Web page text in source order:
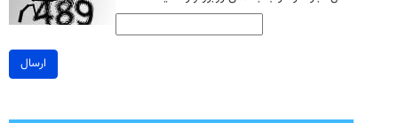
ارسال